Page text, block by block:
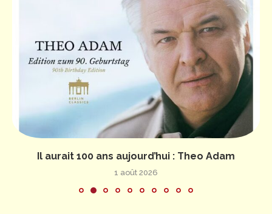
Il aurait 100 ans aujourd’hui : Theo Adam
1 août 2026